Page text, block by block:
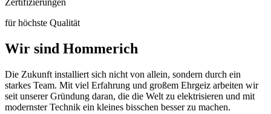
für höchste Qualität
Wir sind Hommerich
Die Zukunft installiert sich nicht von allein, sondern durch ein
starkes Team. Mit viel Erfahrung und großem Ehrgeiz arbeiten wir
seit unserer Gründung daran, die die Welt zu elektrisieren und mit
modernster Technik ein kleines bisschen besser zu machen.